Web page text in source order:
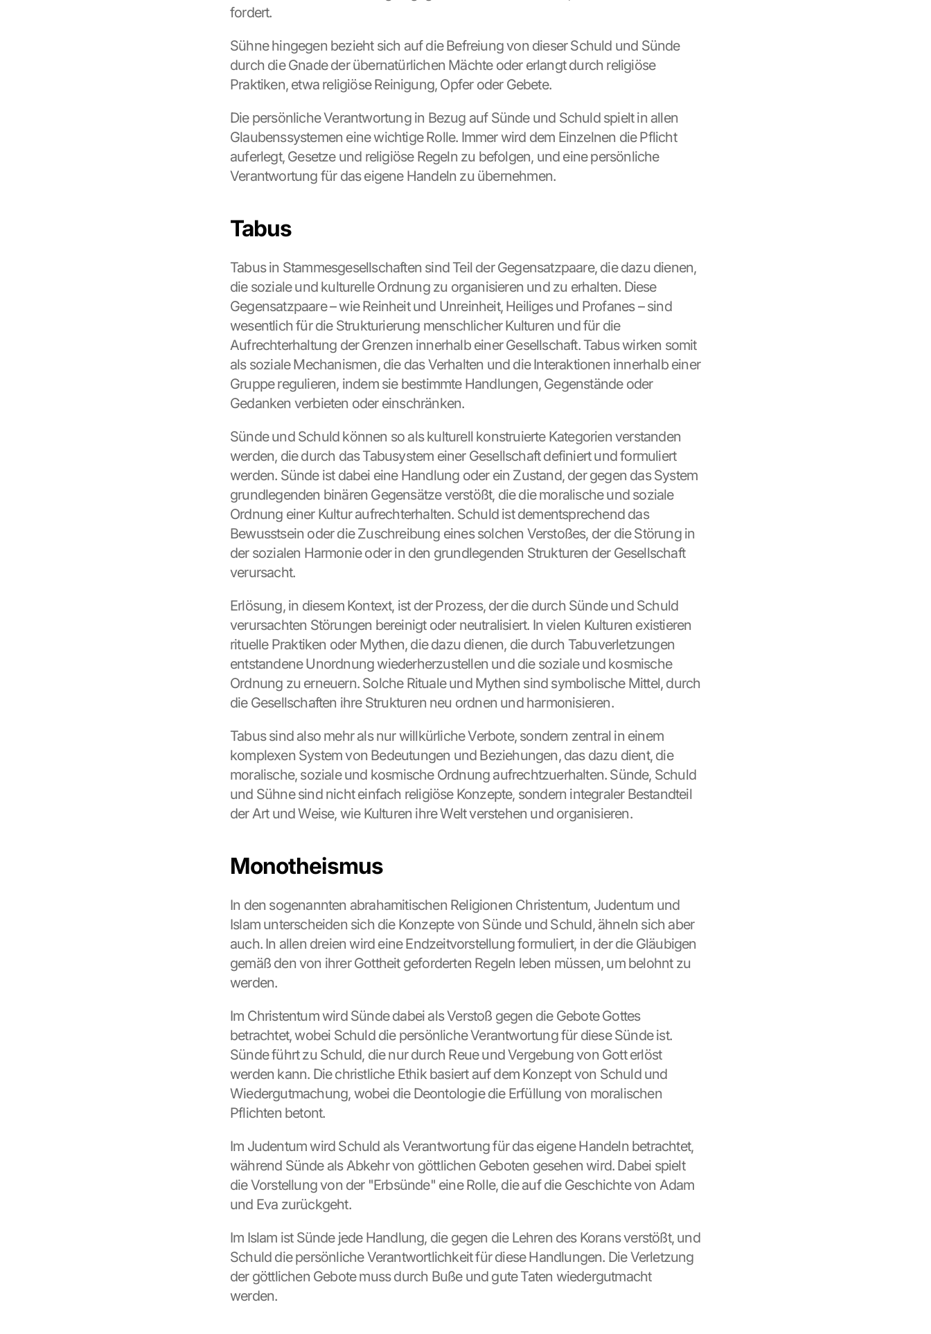
fordert.
Sühne hingegen bezieht sich auf die Befreiung von dieser Schuld und Sünde
durch die Gnade der übernatürlichen Mächte oder erlangt durch religiöse
Praktiken, etwa religiöse Reinigung, Opfer oder Gebete.
Die persönliche Verantwortung in Bezug auf Sünde und Schuld spielt in allen
Glaubenssystemen eine wichtige Rolle. Immer wird dem Einzelnen die Pflicht
auferlegt, Gesetze und religiöse Regeln zu befolgen, und eine persönliche
Verantwortung für das eigene Handeln zu übernehmen.
Tabus
Tabus in Stammesgesellschaften sind Teil der Gegensatzpaare, die dazu dienen,
die soziale und kulturelle Ordnung zu organisieren und zu erhalten. Diese
Gegensatzpaare – wie Reinheit und Unreinheit, Heiliges und Profanes – sind
wesentlich für die Strukturierung menschlicher Kulturen und für die
Aufrechterhaltung der Grenzen innerhalb einer Gesellschaft. Tabus wirken somit
als soziale Mechanismen, die das Verhalten und die Interaktionen innerhalb einer
Gruppe regulieren, indem sie bestimmte Handlungen, Gegenstände oder
Gedanken verbieten oder einschränken.
Sünde und Schuld können so als kulturell konstruierte Kategorien verstanden
werden, die durch das Tabusystem einer Gesellschaft definiert und formuliert
werden. Sünde ist dabei eine Handlung oder ein Zustand, der gegen das System
grundlegenden binären Gegensätze verstößt, die die moralische und soziale
Ordnung einer Kultur aufrechterhalten. Schuld ist dementsprechend das
Bewusstsein oder die Zuschreibung eines solchen Verstoßes, der die Störung in
der sozialen Harmonie oder in den grundlegenden Strukturen der Gesellschaft
verursacht.
Erlösung, in diesem Kontext, ist der Prozess, der die durch Sünde und Schuld
verursachten Störungen bereinigt oder neutralisiert. In vielen Kulturen existieren
rituelle Praktiken oder Mythen, die dazu dienen, die durch Tabuverletzungen
entstandene Unordnung wiederherzustellen und die soziale und kosmische
Ordnung zu erneuern. Solche Rituale und Mythen sind symbolische Mittel, durch
die Gesellschaften ihre Strukturen neu ordnen und harmonisieren.
Tabus sind also mehr als nur willkürliche Verbote, sondern zentral in einem
komplexen System von Bedeutungen und Beziehungen, das dazu dient, die
moralische, soziale und kosmische Ordnung aufrechtzuerhalten. Sünde, Schuld
und Sühne sind nicht einfach religiöse Konzepte, sondern integraler Bestandteil
der Art und Weise, wie Kulturen ihre Welt verstehen und organisieren.
Monotheismus
In den sogenannten abrahamitischen Religionen Christentum, Judentum und
Islam unterscheiden sich die Konzepte von Sünde und Schuld, ähneln sich aber
auch. In allen dreien wird eine Endzeitvorstellung formuliert, in der die Gläubigen
gemäß den von ihrer Gottheit geforderten Regeln leben müssen, um belohnt zu
werden.
Im Christentum wird Sünde dabei als Verstoß gegen die Gebote Gottes
betrachtet, wobei Schuld die persönliche Verantwortung für diese Sünde ist.
Sünde führt zu Schuld, die nur durch Reue und Vergebung von Gott erlöst
werden kann. Die christliche Ethik basiert auf dem Konzept von Schuld und
Wiedergutmachung, wobei die Deontologie die Erfüllung von moralischen
Pflichten betont.
Im Judentum wird Schuld als Verantwortung für das eigene Handeln betrachtet,
während Sünde als Abkehr von göttlichen Geboten gesehen wird. Dabei spielt
die Vorstellung von der "Erbsünde" eine Rolle, die auf die Geschichte von Adam
und Eva zurückgeht.
Im Islam ist Sünde jede Handlung, die gegen die Lehren des Korans verstößt, und
Schuld die persönliche Verantwortlichkeit für diese Handlungen. Die Verletzung
der göttlichen Gebote muss durch Buße und gute Taten wiedergutmacht
werden.